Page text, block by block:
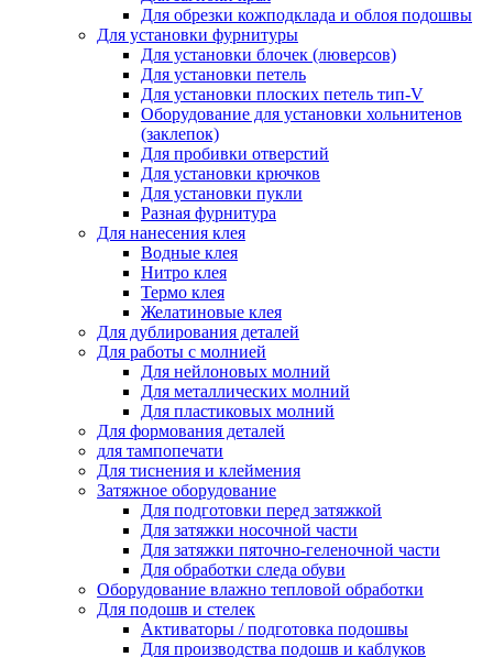
Для обрезки кожподклада и облоя подошвы
Для установки фурнитуры
Для установки блочек (люверсов)
Для установки петель
Для установки плоских петель тип-V
Оборудование для установки хольнитенов
(заклепок)
Для пробивки отверстий
Для установки крючков
Для установки пукли
Разная фурнитура
Для нанесения клея
Водные клея
Нитро клея
Термо клея
Желатиновые клея
Для дублирования деталей
Для работы с молнией
Для нейлоновых молний
Для металлических молний
Для пластиковых молний
Для формования деталей
для тампопечати
Для тиснения и клеймения
Затяжное оборудование
Для подготовки перед затяжкой
Для затяжки носочной части
Для затяжки пяточно-геленочной части
Для обработки следа обуви
Оборудование влажно тепловой обработки
Для подошв и стелек
Активаторы / подготовка подошвы
Для производства подошв и каблуков